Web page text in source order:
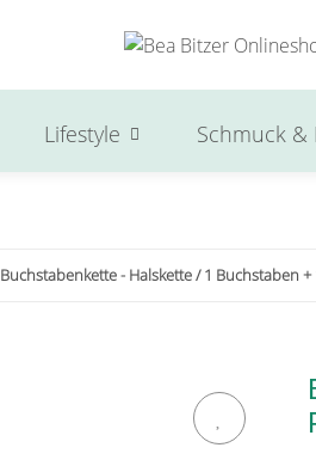
Lifestyle Schmuck &
Buchstabenkette - Halskette / 1 Buchstaben +